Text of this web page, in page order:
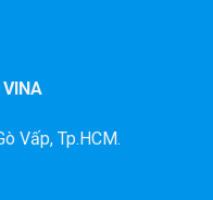
Vấp, Tp.HCM.